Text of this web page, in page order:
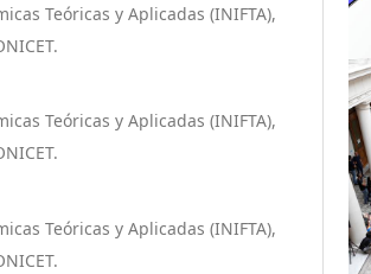
Teóricas y Aplicadas (INIFTA),
Teóricas y Aplicadas (INIFTA),
Teóricas y Aplicadas (INIFTA),